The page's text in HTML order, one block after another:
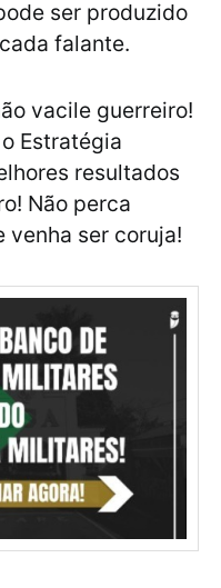
ser produzido
falante.
vacile guerreiro!
Estratégia
resultados
Não perca
venha ser coruja!